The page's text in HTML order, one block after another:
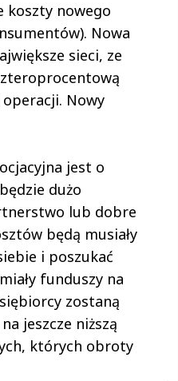
koszty nowego
Nowa
sieci, ze
Nowy
jest o
dużo
lub dobre
będą musiały
i poszukać
funduszy na
zostaną
jeszcze niższą
których obroty